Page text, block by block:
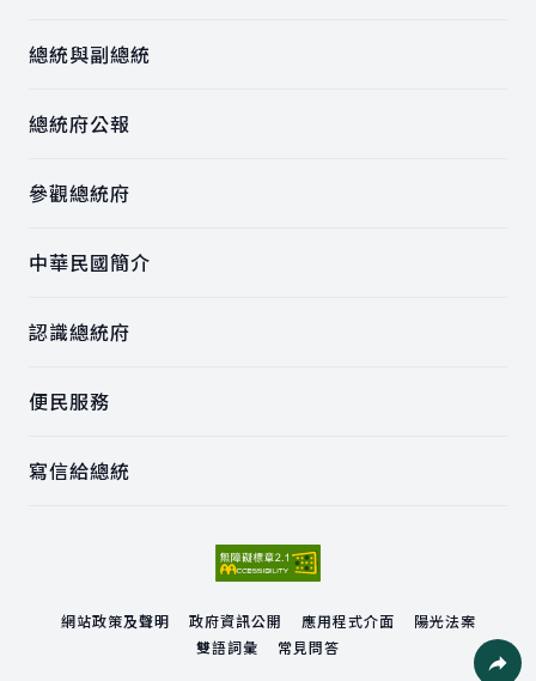
總統與副總統
總統府公報
參觀總統府
中華民國簡介
認識總統府
便民服務
寫信給總統
網站政策及聲明 政府資訊公開 應用程式介面
陽光法案
雙語詞彙
常見問答